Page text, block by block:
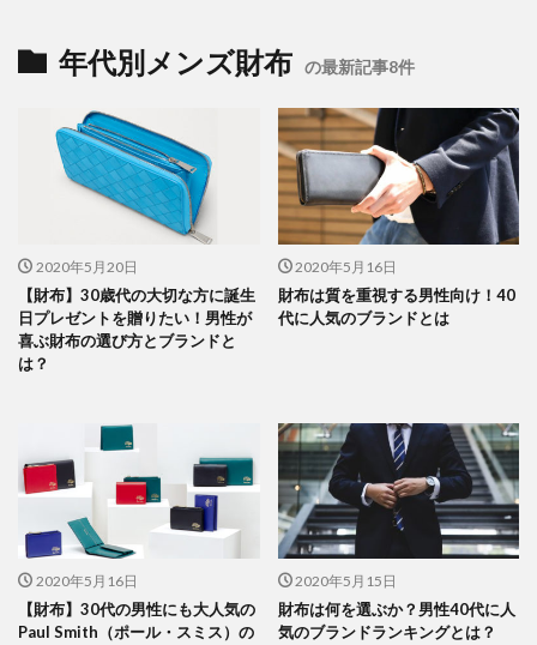
年代別メンズ財布 の最新記事8件
2020年5月20日
【財布】30歳代の大切な方に誕生
日プレゼントを贈りたい！男性が
喜ぶ財布の選び方とブランドと
は？
2020年5月16日
財布は質を重視する男性向け！40
代に人気のブランドとは
2020年5月16日
【財布】30代の男性にも大人気の
Paul Smith（ポール・スミス）の
2020年5月15日
財布は何を選ぶか？男性40代に人
気のブランドランキングとは？